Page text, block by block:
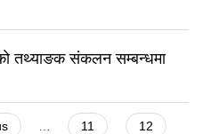
तथ्याङक संकलन सम्बन्धमा
11
12